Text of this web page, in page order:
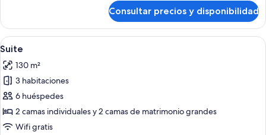
grande
con
sofá
cama
(Mobility
&
Hearing,
Roll-
in
presidencial,
cama
matrimonio
grande
con
sofá
cama
(Mobility
Consultar precios y disponibilidad
Abrir
todas
las
fotos
de
Suite
Ropa de cama de alta calidad y
13
Suite
130 m²
3 habitaciones
6 huéspedes
2 camas individuales y 2 camas de matrimonio grandes
Wifi gratis